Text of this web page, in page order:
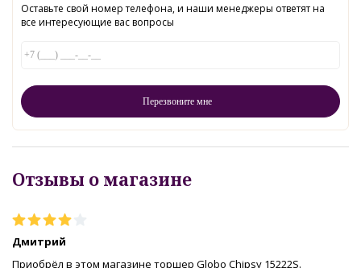
Оставьте свой номер телефона, и наши менеджеры ответят на
все интересующие вас вопросы
Отзывы о магазине
Дмитрий
Приобрёл в этом магазине торшер Globo Chipsy 15222S.